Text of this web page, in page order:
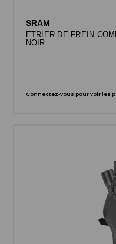
SRAM
ETRIER DE FREIN
NOIR
Connectez-vous pour voir les